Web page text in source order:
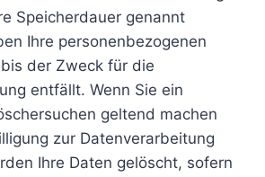
Speicherdauer genannt
Ihre personenbezogenen
der Zweck für die
entfällt. Wenn Sie ein
geltend machen
zur Datenverarbeitung
Ihre Daten gelöscht, sofern